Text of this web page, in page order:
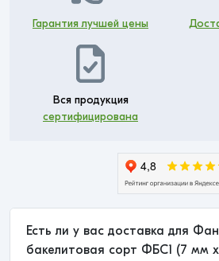
Гарантия лучшей цены
Вся продукция
сертифицирована
Есть ли у вас доставка для
бакелитовая сорт ФБС1 (7 мм